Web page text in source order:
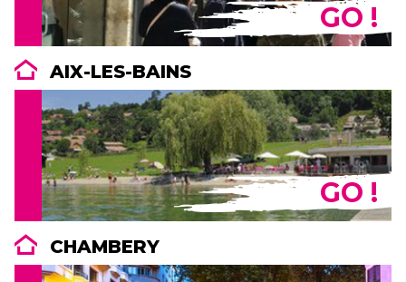
GO !
AIX-LES-BAINS
GO !
CHAMBERY